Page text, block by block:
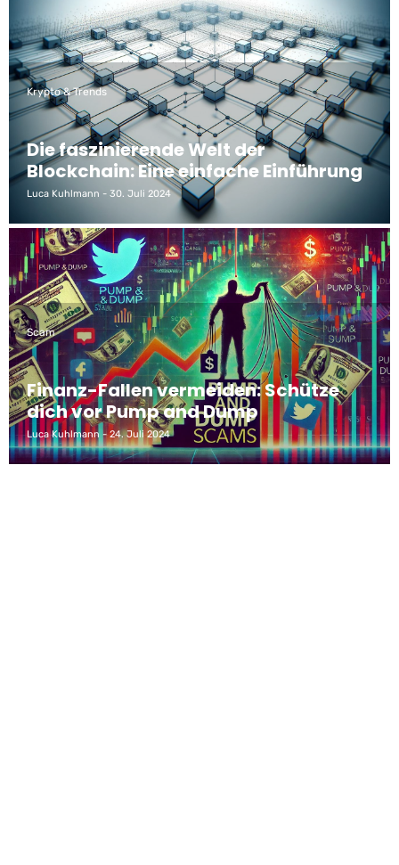
Krypto & Trends
Die faszinierende Welt der
Blockchain: Eine einfache Einführung
Luca Kuhlmann 30. Juli 2024
Scam
Finanz-Fallen vermeiden: Schütze
dich vor Pump and Dump
Luca Kuhlmann 24. Juli 2024